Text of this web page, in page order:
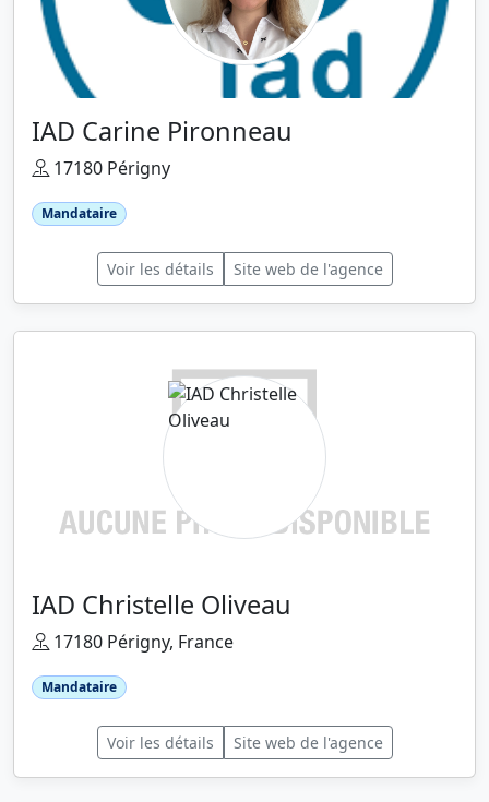
IAD Carine Pironneau
17180 Périgny
Mandataire
Voir les détails Site web de l'agence
IAD Christelle Oliveau
17180 Périgny, France
Mandataire
Voir les détails Site web de l'agence